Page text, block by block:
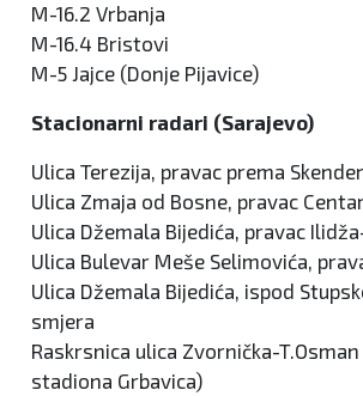
M-16.2 Vrbanja
M-16.4 Bristovi
M-5 Jajce (Donje Pijavice)
Stacionarni radari (Sarajevo)
Ulica Terezija, pravac prema
Ulica Zmaja od Bosne, pravac
Ulica Džemala Bijedića, pravac
Ulica Bulevar Meše Selimovića,
Ulica Džemala Bijedića, ispod
smjera
Raskrsnica ulica Zvornička-
stadiona Grbavica)